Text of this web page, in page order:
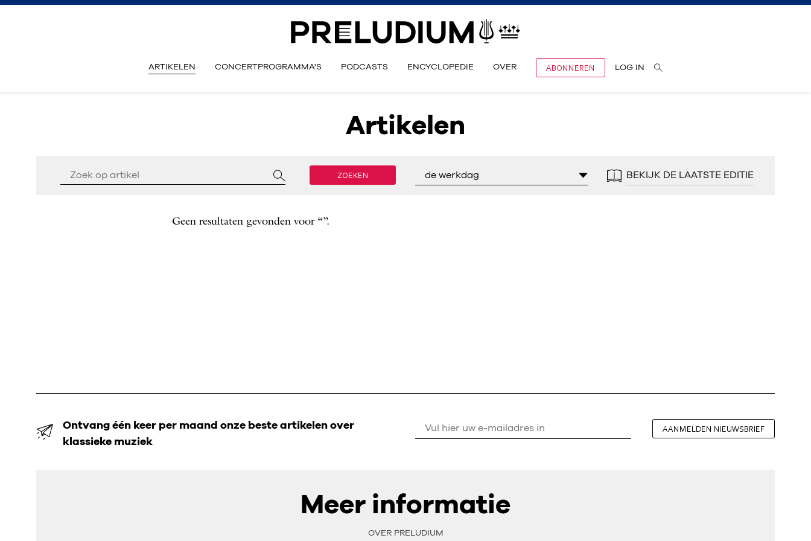
ARTIKELEN CONCERTPROGRAMMA'S PODCASTS ENCYCLOPEDIE OVER ABONNEREN LOG IN
Artikelen
ZOEKEN de werkdag BEKIJK DE LAATSTE EDITIE
Geen resultaten gevonden voor “”.
Ontvang één keer per maand onze beste artikelen over
klassieke muziek
AANMELDEN NIEUWSBRIEF
Meer informatie
OVER PRELUDIUM